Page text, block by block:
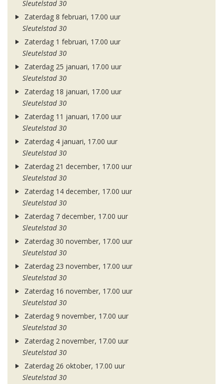
Sleutelstad 30
Zaterdag 8 februari, 17.00 uur
Sleutelstad 30
Zaterdag 1 februari, 17.00 uur
Sleutelstad 30
Zaterdag 25 januari, 17.00 uur
Sleutelstad 30
Zaterdag 18 januari, 17.00 uur
Sleutelstad 30
Zaterdag 11 januari, 17.00 uur
Sleutelstad 30
Zaterdag 4 januari, 17.00 uur
Sleutelstad 30
Zaterdag 21 december, 17.00 uur
Sleutelstad 30
Zaterdag 14 december, 17.00 uur
Sleutelstad 30
Zaterdag 7 december, 17.00 uur
Sleutelstad 30
Zaterdag 30 november, 17.00 uur
Sleutelstad 30
Zaterdag 23 november, 17.00 uur
Sleutelstad 30
Zaterdag 16 november, 17.00 uur
Sleutelstad 30
Zaterdag 9 november, 17.00 uur
Sleutelstad 30
Zaterdag 2 november, 17.00 uur
Sleutelstad 30
Zaterdag 26 oktober, 17.00 uur
Sleutelstad 30